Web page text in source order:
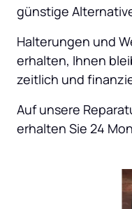
günstige
Halterungen und
erhalten, Ihnen
zeitlich und
Auf unsere
erhalten Sie 24